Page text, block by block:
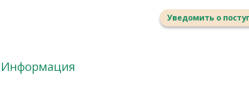
Уведомить о
Информация